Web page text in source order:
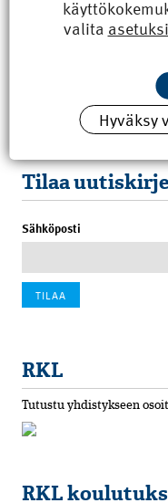
Uusimmat
Kyberisku
100 vuotta sitten:
Tilaa uutiskirje
Sähköposti
RKL
Tutustu yhdistykseen
RKL
valita
Hyväksy